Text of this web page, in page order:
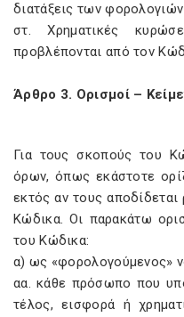
διατάξεις των
στ. Χρηματικές
προβλέπονται από τον
Άρθρο 3. Ορισμοί –
Για τους σκοπούς του
όρων, όπως εκάστοτε
εκτός αν τους
Κώδικα. Οι παρακάτω
του Κώδικα:
α) ως «φορολογούμενος»
αα. κάθε πρόσωπο που
τέλος, εισφορά ή